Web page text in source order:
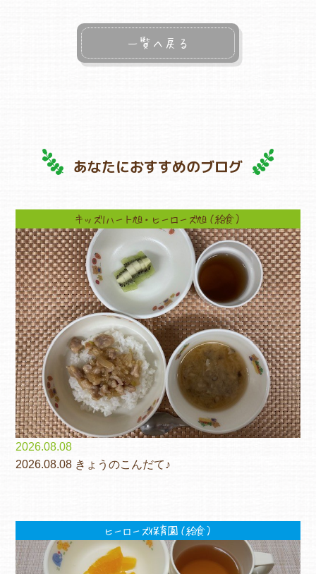
一覧へ戻る
あなたにおすすめのブログ
キッズ1ハート旭・ヒーローズ旭（給食）
2026.08.08
2026.08.08 きょうのこんだて♪
ヒーローズ保育園（給食）